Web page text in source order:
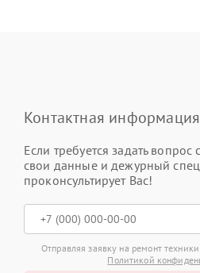
Контактная информация
Если требуется задать вопрос
свои данные и дежурный
проконсультирует Вас!
Отправляя заявку на ремонт
Политикой